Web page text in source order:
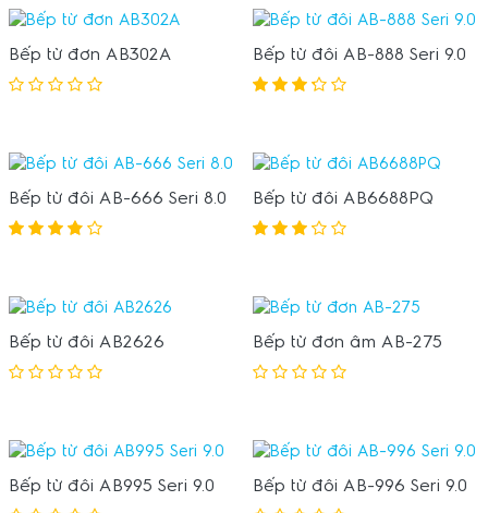
Bếp từ đơn AB302A Bếp từ đôi AB-888 Seri 9.0
Bếp từ đôi AB-666 Seri 8.0 Bếp từ đôi AB6688PQ
Bếp từ đôi AB2626 Bếp từ đơn âm AB-275
Bếp từ đôi AB995 Seri 9.0 Bếp từ đôi AB-996 Seri 9.0